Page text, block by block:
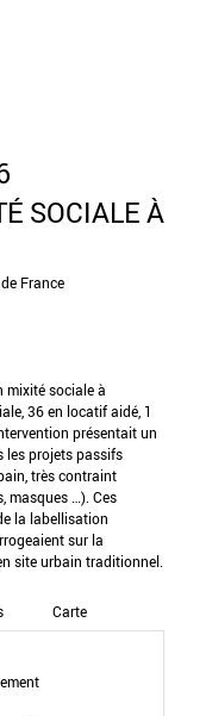
SOCIALE À
France
mixité sociale à
36 en locatif aidé, 1
présentait un
les projets passifs
très contraint
masques …). Ces
la labellisation
sur la
site urbain traditionnel.
Carte